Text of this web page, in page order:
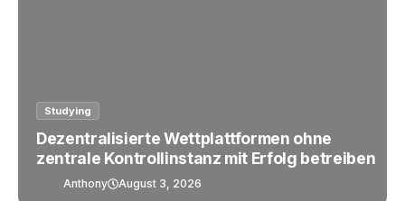
Studying
Dezentralisierte Wettplattformen ohne
zentrale Kontrollinstanz mit Erfolg betreiben
Anthony August 3, 2026